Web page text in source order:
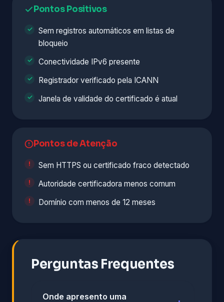
Pontos Positivos
Sem registros automáticos em listas de
bloqueio
Conectividade IPv6 presente
Registrador verificado pela ICANN
Janela de validade do certificado é atual
Pontos de Atenção
Sem HTTPS ou certificado fraco detectado
Autoridade certificadora menos comum
Domínio com menos de 12 meses
Perguntas Frequentes
Onde apresento uma